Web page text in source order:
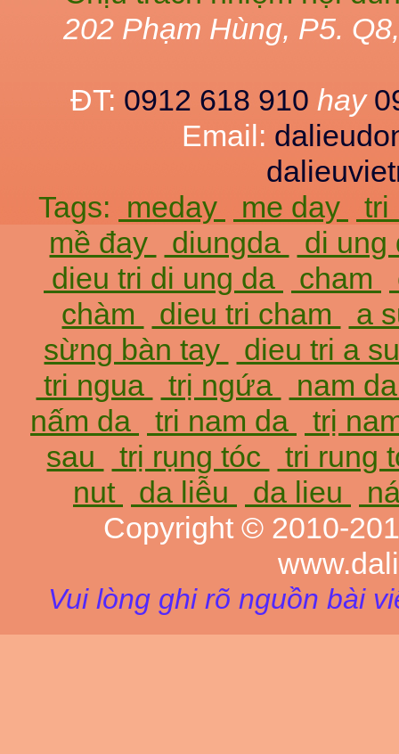
202 Phạm Hùng, P5.
ĐT: 0912 618 910 hay
Email:
Tags: meday me day
tri
mề đay
diungda
di
dieu tri di ung da
cham
chàm
dieu tri cham
a
sừng bàn tay
dieu tri a
tri ngua
trị ngứa
nam
nấm da
tri nam da
trị
sau
trị rụng tóc
tri rung
nut
da liễu da lieu
Copyright © 2010-
Vui lòng ghi rõ nguồn bài